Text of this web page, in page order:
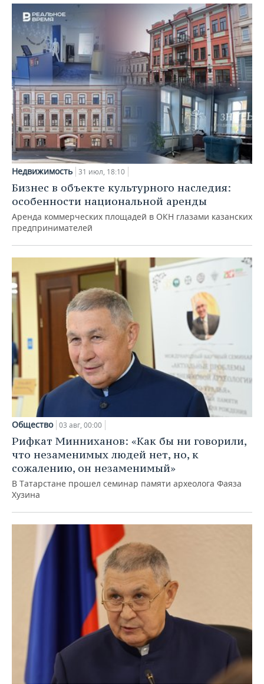
Недвижимость 31 июл, 18:10
Бизнес в объекте культурного наследия:
особенности национальной аренды
Аренда коммерческих площадей в ОКН глазами казанских
предпринимателей
Общество 03 авг, 00:00
Рифкат Минниханов: «Как бы ни говорили,
что незаменимых людей нет, но, к
сожалению, он незаменимый»
В Татарстане прошел семинар памяти археолога Фаяза
Хузина